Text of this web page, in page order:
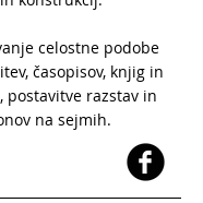
celostne podobe
časopisov, knjig in
razstav in
na sejmih.